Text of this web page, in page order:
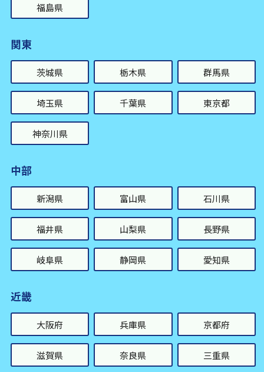
福島県
関東
茨城県 栃木県 群馬県
埼玉県 千葉県 東京都
神奈川県
中部
新潟県 富山県 石川県
福井県 山梨県 長野県
岐阜県 静岡県 愛知県
近畿
大阪府 兵庫県 京都府
滋賀県 奈良県 三重県